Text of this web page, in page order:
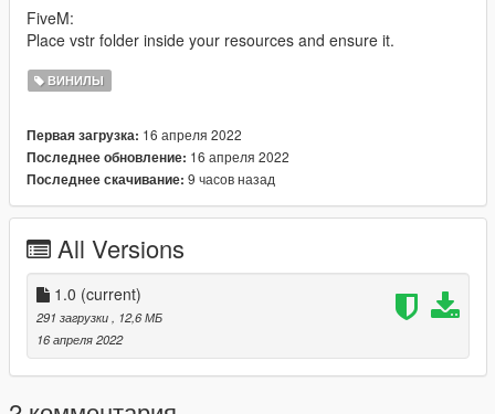
FiveM:
Place vstr folder inside your resources and ensure it.
ВИНИЛЫ
Первая загрузка: 16 апреля 2022
Последнее обновление: 16 апреля 2022
Последнее скачивание: 9 часов назад
All Versions
1.0 (current)
291 загрузки
, 12,6 МБ
16 апреля 2022